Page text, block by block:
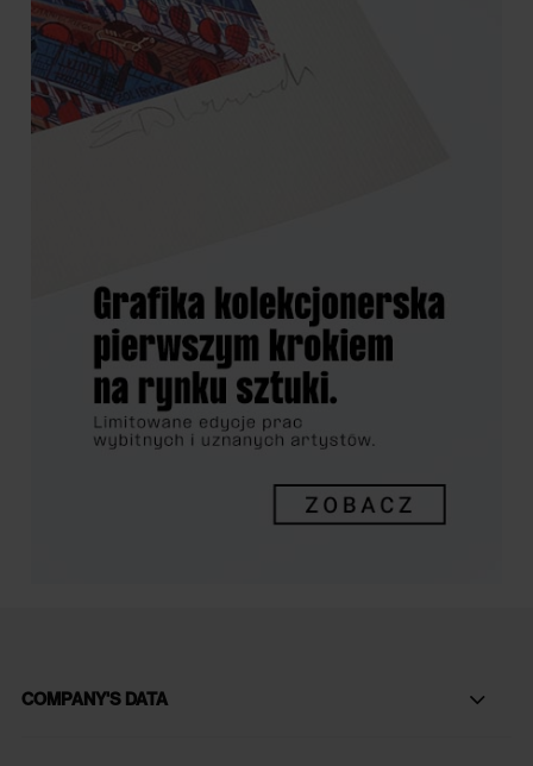
COMPANY'S DATA